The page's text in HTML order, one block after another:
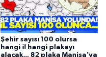
Şehir sayısı 100 olursa
hangi il hangi plakayı
alacak... 82 plaka Manisa'ya